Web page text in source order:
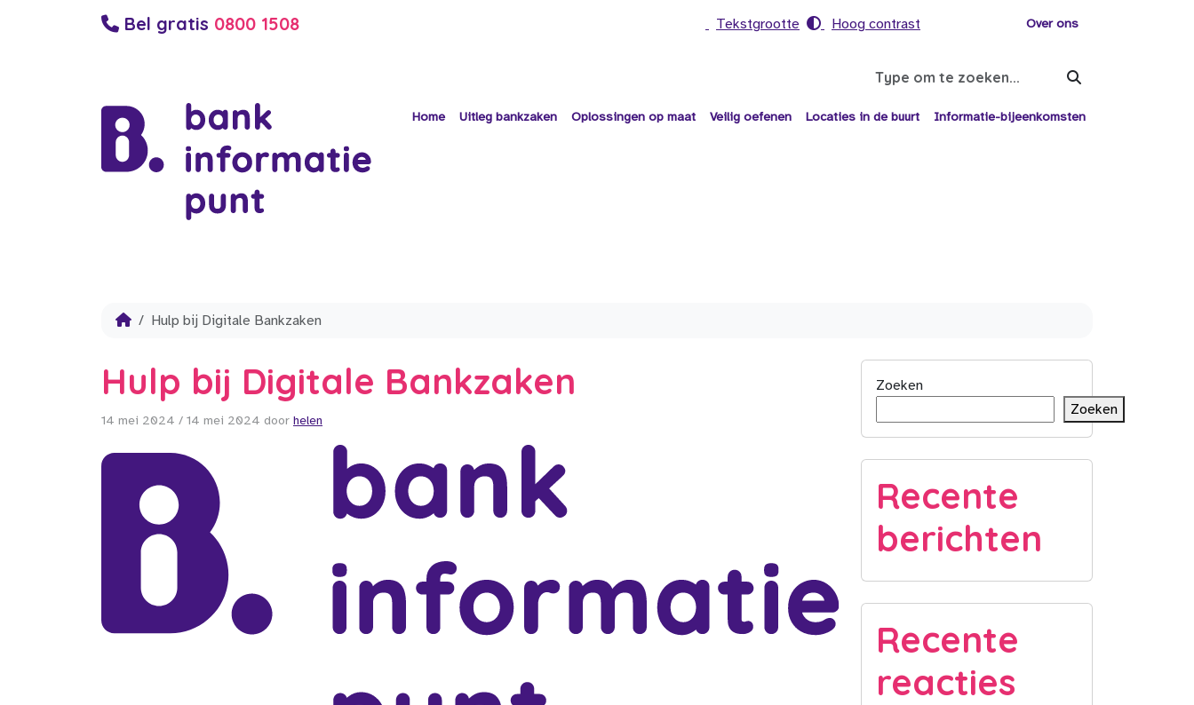
Bel gratis 0800 1508 Tekstgrootte Hoog contrast Over ons
Search
Home Uitleg bankzaken Oplossingen op maat Veilig oefenen Locaties in de buurt Informatie-bijeenkomsten
Hulp bij Digitale Bankzaken
Hulp bij Digitale Bankzaken
14 mei 2024 / 14 mei 2024 door helen
Zoeken
Zoeken
Recente
berichten
Recente
reacties